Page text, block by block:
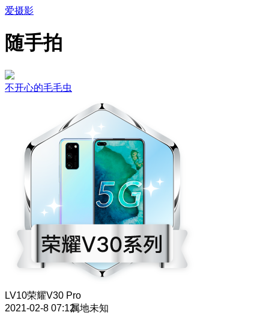
爱摄影
随手拍
不开心的毛毛虫
LV10荣耀V30 Pro
2021-02-8 07:12属地未知